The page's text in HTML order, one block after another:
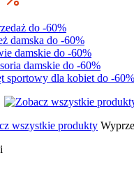
do -60%
damska do -60%
damskie do -60%
damskie do -60%
sportowy dla kobiet do -60%
wszystkie produkty